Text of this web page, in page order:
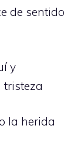
de sentido
y
tristeza
la herida